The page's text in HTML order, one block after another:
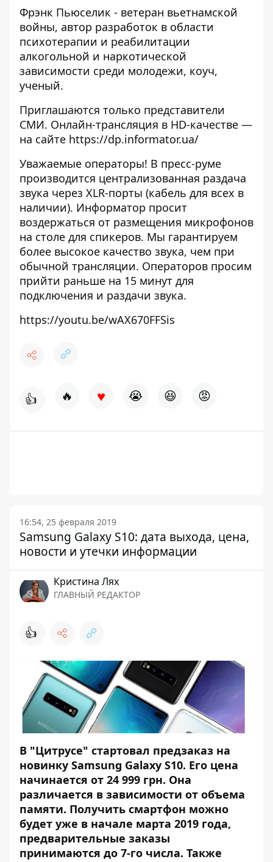
Фрэнк Пьюселик - ветеран вьетнамской
войны, автор разработок в области
психотерапии и реабилитации
алкогольной и наркотической
зависимости среди молодежи, коуч,
ученый.
Приглашаются только представители
СМИ. Онлайн-трансляция в HD-качестве —
на сайте https://dp.informator.ua/
Уважаемые операторы! В пресс-руме
производится централизованная раздача
звука через XLR-порты (кабель для всех в
наличии). Информатор просит
воздержаться от размещения микрофонов
на столе для спикеров. Мы гарантируем
более высокое качество звука, чем при
обычной трансляции. Операторов просим
прийти раньше на 15 минут для
подключения и раздачи звука.
https://youtu.be/wAX670FFSis
👍 🔥 ♥ 😭 😆 😡
16:54, 25 февраля 2019
Samsung Galaxy S10: дата выхода, цена,
новости и утечки информации
Кристина Лях
ГЛАВНЫЙ РЕДАКТОР
👍
В "Цитрусе" стартовал предзаказ на
новинку Samsung Galaxy S10. Его цена
начинается от 24 999 грн. Она
различается в зависимости от объема
памяти. Получить смартфон можно
будет уже в начале марта 2019 года,
предварительные заказы
принимаются до 7-го числа. Также